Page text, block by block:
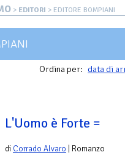
> EDITORI > EDITORE BOMPIANI
Ordina per: data di
L'Uomo è Forte =
di Corrado Alvaro | Romanzo